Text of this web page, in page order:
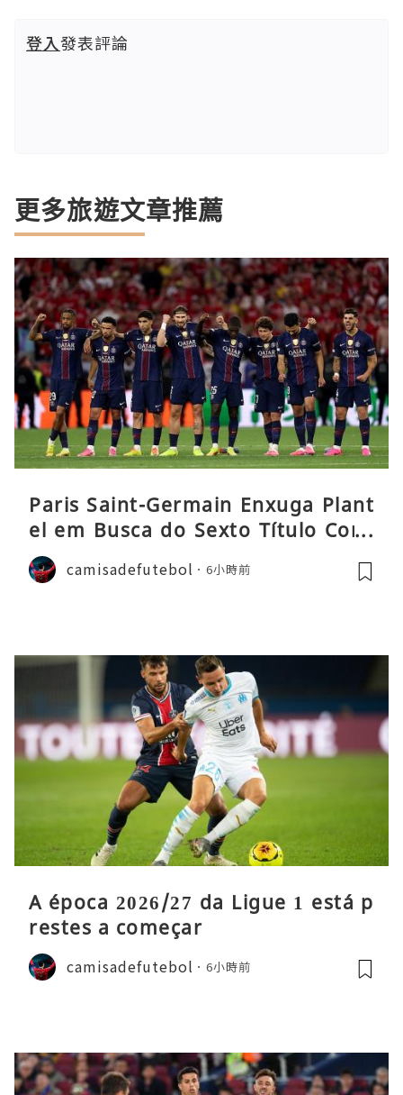
登入發表評論
更多旅遊文章推薦
Paris Saint-Germain Enxuga Plant
el em Busca do Sexto Título Cons
ecutivo da Liga
camisadefutebol 6小時前
A época 2026/27 da Ligue 1 está p
restes a começar
camisadefutebol 6小時前